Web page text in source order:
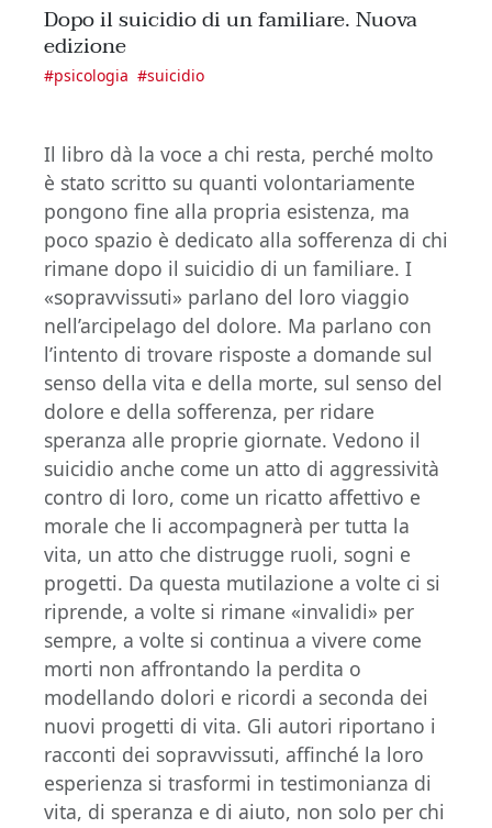
Dopo il suicidio di un familiare. Nuova
edizione
#psicologia #suicidio
Il libro dà la voce a chi resta, perché molto
è stato scritto su quanti volontariamente
pongono fine alla propria esistenza, ma
poco spazio è dedicato alla sofferenza di chi
rimane dopo il suicidio di un familiare. I
«sopravvissuti» parlano del loro viaggio
nell’arcipelago del dolore. Ma parlano con
l’intento di trovare risposte a domande sul
senso della vita e della morte, sul senso del
dolore e della sofferenza, per ridare
speranza alle proprie giornate. Vedono il
suicidio anche come un atto di aggressività
contro di loro, come un ricatto affettivo e
morale che li accompagnerà per tutta la
vita, un atto che distrugge ruoli, sogni e
progetti. Da questa mutilazione a volte ci si
riprende, a volte si rimane «invalidi» per
sempre, a volte si continua a vivere come
morti non affrontando la perdita o
modellando dolori e ricordi a seconda dei
nuovi progetti di vita. Gli autori riportano i
racconti dei sopravvissuti, affinché la loro
esperienza si trasformi in testimonianza di
vita, di speranza e di aiuto, non solo per chi